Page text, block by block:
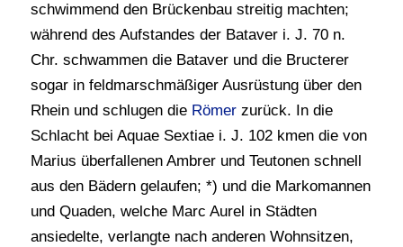
schwimmend den Brückenbau streitig machten;
während des Aufstandes der Bataver i. J. 70 n.
Chr. schwammen die Bataver und die Bructerer
sogar in feldmarschmäßiger Ausrüstung über den
Rhein und schlugen die Römerzurück. In die
Schlacht bei Aquae Sextiae i. J. 102 kmen die von
Marius überfallenen Ambrer und Teutonen schnell
aus den Bädern gelaufen; *) und die Markomannen
und Quaden, welche Marc Aurel in Städten
ansiedelte, verlangte nach anderen Wohnsitzen,